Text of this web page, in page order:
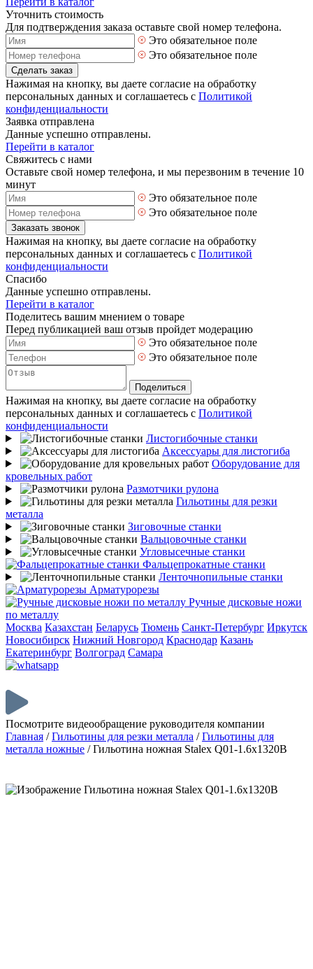
Уточнить стоимость
Для подтверждения заказа оставьте свой номер телефона.
Это обязательное поле
Это обязательное поле
Сделать заказ
Нажимая на кнопку, вы даете согласие на обработку
персональных данных и соглашаетесь с Политикой
конфиденциальности
Заявка отправлена
Данные успешно отправлены.
Перейти в каталог
Свяжитесь с нами
Оставьте свой номер телефона, и мы перезвоним в течение 10
минут
Это обязательное поле
Это обязательное поле
Заказать звонок
Нажимая на кнопку, вы даете согласие на обработку
персональных данных и соглашаетесь с Политикой
конфиденциальности
Спасибо
Данные успешно отправлены.
Перейти в каталог
Поделитесь вашим мнением о товаре
Перед публикацией ваш отзыв пройдет модерацию
Это обязательное поле
Это обязательное поле
Поделиться
Нажимая на кнопку, вы даете согласие на обработку
персональных данных и соглашаетесь с Политикой
конфиденциальности
Листогибочные станки
Аксессуары для листогиба
Оборудование для
кровельных работ
Размотчики рулона
Гильотины для резки
металла
Зиговочные станки
Вальцовочные станки
Угловысечные станки
Фальцепрокатные станки
Ленточнопильные станки
Арматурорезы
Ручные дисковые ножи
по металлу
Москва Казахстан Беларусь Тюмень Санкт-Петербург Иркутск
Новосибирск Нижний Новгород Краснодар Казань
Екатеринбург Волгоград Самара
Главная /Гильотины для резки металла /Гильотины для
металла ножные /Гильотина ножная Stalex Q01-1.6x1320B
Посмотрите видеообращение руководителя компании